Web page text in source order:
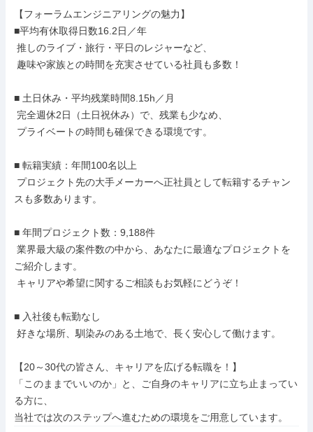
【フォーラムエンジニアリングの魅力】
■平均有休取得日数16.2日／年
■ 土日休み・平均残業時間8.15h／月
■ 転籍実績：年間100名以上
スも多数あります。
■ 年間プロジェクト数：9,188件
ご紹介します。
■ 入社後も転勤なし
【20～30代の皆さん、キャリアを広げる転職を！】
「このままでいいのか」と、ご自身のキャリアに立ち止まってい
る方に、
当社では次のステップへ進むための環境をご用意しています。